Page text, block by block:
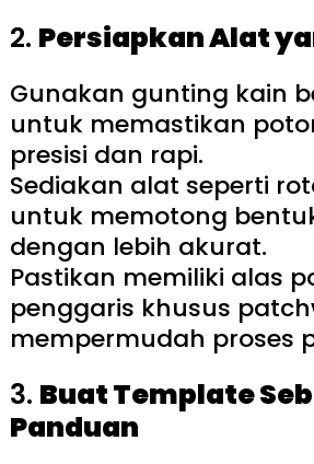
2. Persiapkan Alat
Gunakan gunting kain
untuk memastikan
presisi dan rapi.
Sediakan alat seperti
untuk memotong
dengan lebih akurat.
Pastikan memiliki alas
penggaris khusus
mempermudah proses
3. Buat Template
Panduan